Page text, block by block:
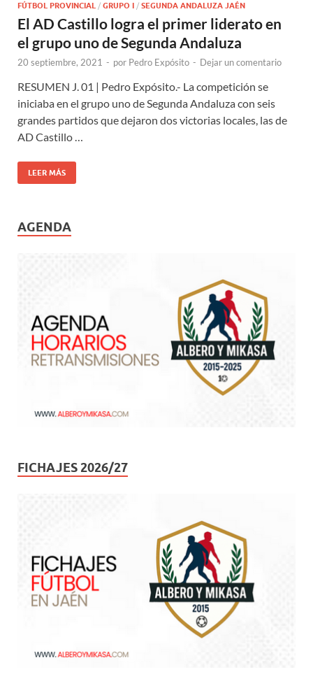
FÚTBOL PROVINCIAL / GRUPO I / SEGUNDA ANDALUZA JAÉN
El AD Castillo logra el primer liderato en
el grupo uno de Segunda Andaluza
20 septiembre, 2021 - por Pedro Expósito - Dejar un comentario
RESUMEN J. 01 | Pedro Expósito.- La competición se
iniciaba en el grupo uno de Segunda Andaluza con seis
grandes partidos que dejaron dos victorias locales, las de
AD Castillo …
LEER MÁS
AGENDA
FICHAJES 2026/27